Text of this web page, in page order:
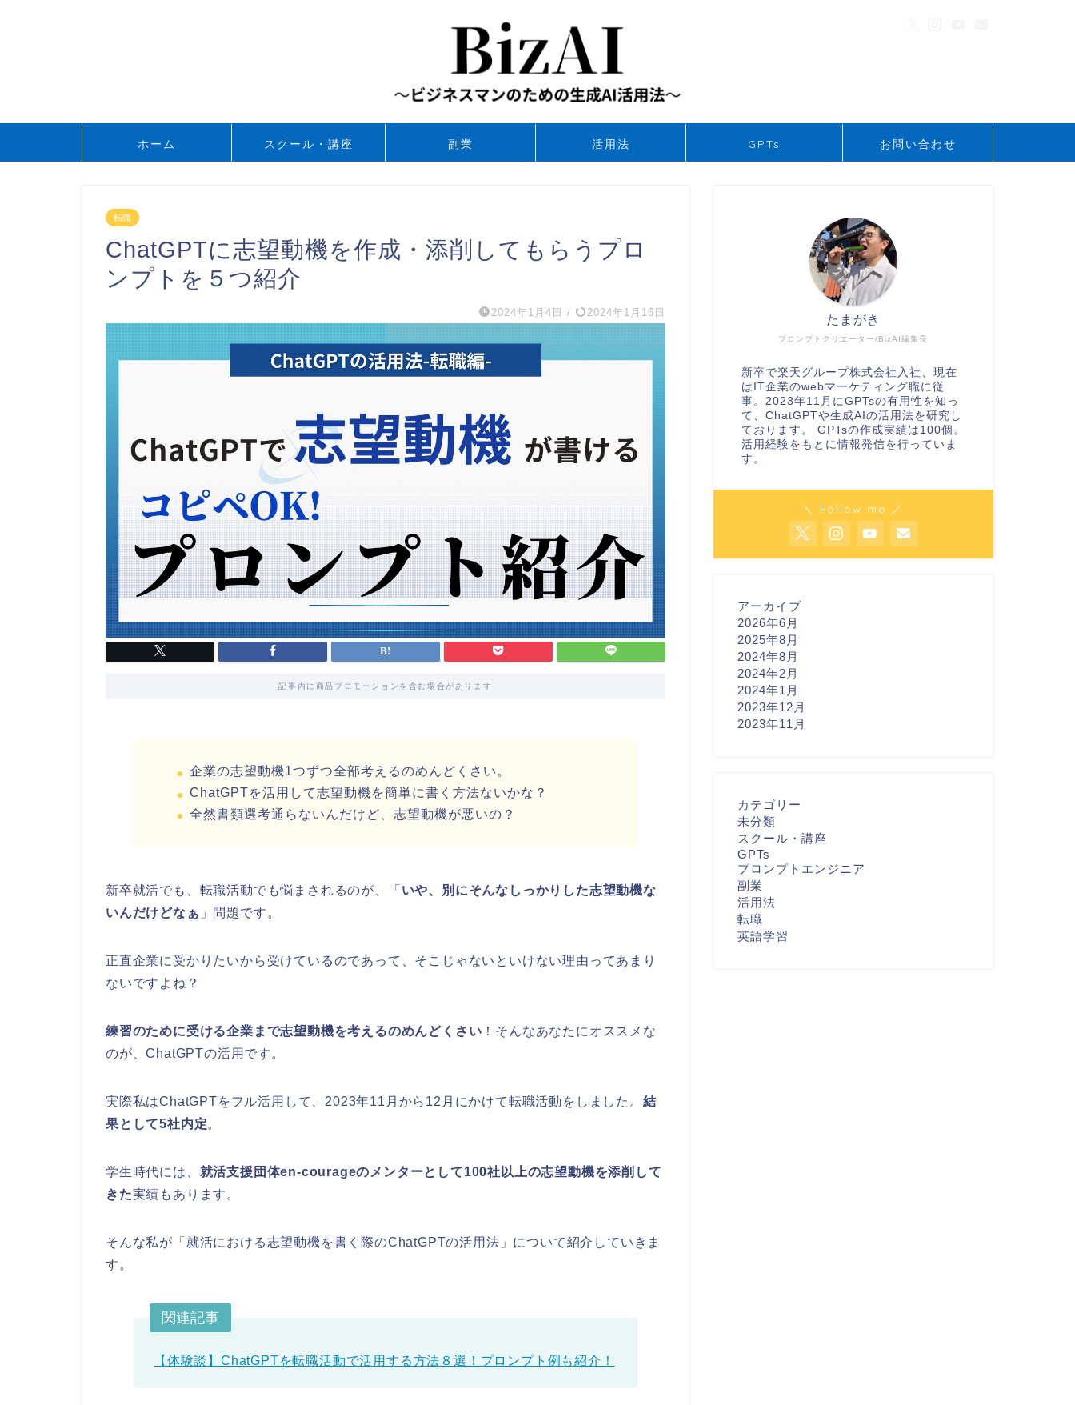
ホーム スクール・講座 副業 活用法 GPTs お問い合わせ
転職
ChatGPTに志望動機を作成・添削してもらうプロ
ンプトを５つ紹介
2024年1月4日 / 2024年1月16日
記事内に商品プロモーションを含む場合があります
企業の志望動機1つずつ全部考えるのめんどくさい。
ChatGPTを活用して志望動機を簡単に書く方法ないかな？
全然書類選考通らないんだけど、志望動機が悪いの？
新卒就活でも、転職活動でも悩まされるのが、「 いや、別にそんなしっかりした志望動機な
いんだけどなぁ 」問題です。
正直企業に受かりたいから受けているのであって、そこじゃないといけない理由ってあまり
ないですよね？
練習のために受ける企業まで志望動機を考えるのめんどくさい ！そんなあなたにオススメな
のが、ChatGPTの活用です。
実際私はChatGPTをフル活用して、2023年11月から12月にかけて転職活動をしました。 結
果として5社内定。
学生時代には、 就活支援団体en-courageのメンターとして100社以上の志望動機を添削して
きた実績もあります。
そんな私が「就活における志望動機を書く際のChatGPTの活用法」について紹介していきま
す。
関連記事
【体験談】ChatGPTを転職活動で活用する方法８選！プロンプト例も紹介！
プロンプトクリエーター/BizAI編集長
たまがき
新卒で楽天グループ株式会社入社、現在
はIT企業のwebマーケティング職に従
事。2023年11月にGPTsの有用性を知っ
て、ChatGPTや生成AIの活用法を研究し
ております。 GPTsの作成実績は100個。
活用経験をもとに情報発信を行っていま
す。
＼ Follow me ／
アーカイブ
2026年6月
2025年8月
2024年8月
2024年2月
2024年1月
2023年12月
2023年11月
カテゴリー
未分類
スクール・講座
GPTs
プロンプトエンジニア
副業
活用法
転職
英語学習